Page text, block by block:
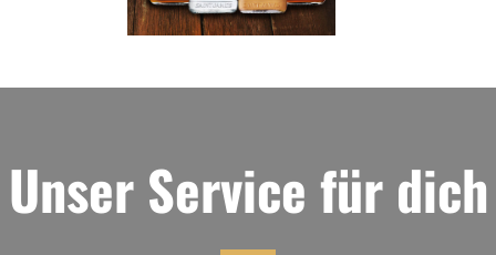
Unser Service für dich